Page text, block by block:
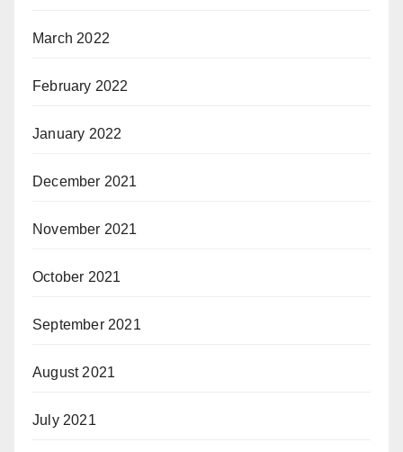
March 2022
February 2022
January 2022
December 2021
November 2021
October 2021
September 2021
August 2021
July 2021